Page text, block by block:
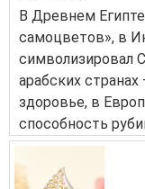
В Древнем
самоцветов», в
символизировал
арабских
здоровье, в
способность